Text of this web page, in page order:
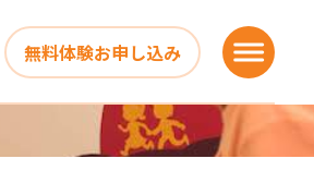
無料体験お申し込み